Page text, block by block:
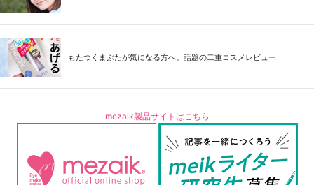
もたつくまぶたが気になる方へ。話題の二重コスメレビュー
mezaik製品サイトはこちら